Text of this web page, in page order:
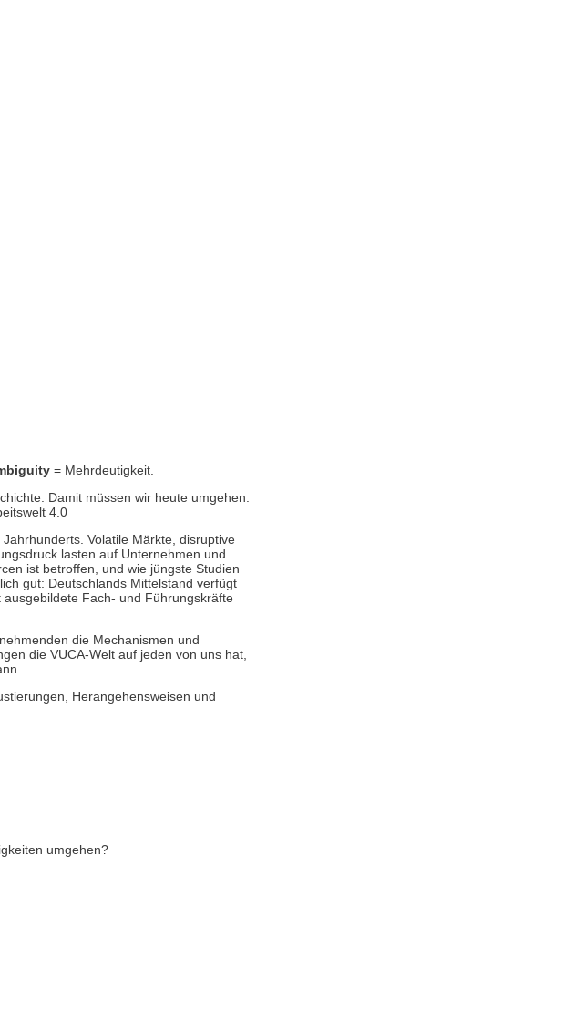
= Mehrdeutigkeit.
Damit müssen wir heute umgehen.
4.0
Volatile Märkte, disruptive
lasten auf Unternehmen und
ist betroffen, und wie jüngste Studien
gut: Deutschlands Mittelstand verfügt
Fach- und Führungskräfte
die Mechanismen und
die VUCA-Welt auf jeden von uns hat,
Herangehensweisen und
umgehen?